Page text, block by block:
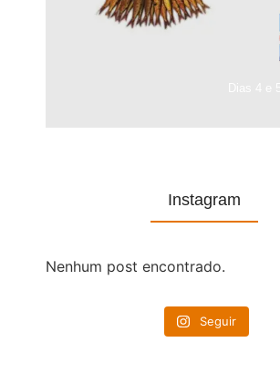
Instagram
Nenhum post encontrado.
Seguir